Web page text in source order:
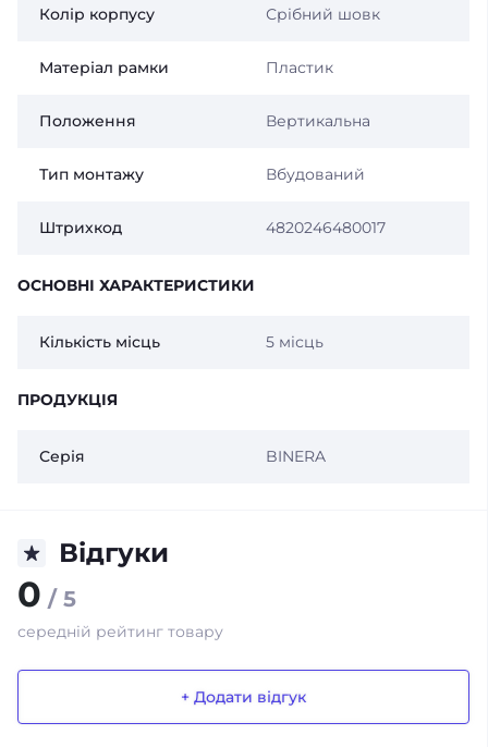
Колір корпусу Срібний шовк
Матеріал рамки Пластик
Положення Вертикальна
Тип монтажу Вбудований
Штрихкод 4820246480017
ОСНОВНІ ХАРАКТЕРИСТИКИ
Кількість місць 5 місць
ПРОДУКЦІЯ
Серія BINERA
Відгуки
0 / 5
середній рейтинг товару
+ Додати відгук